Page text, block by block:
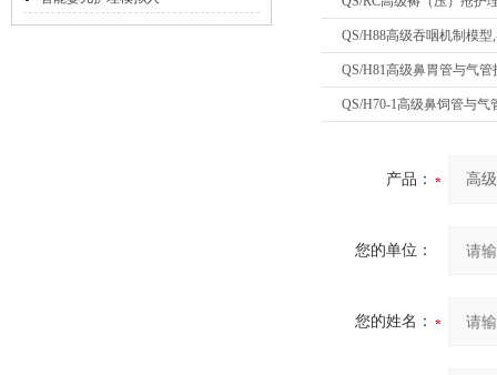
QS/H88高级吞咽机制模
QS/H81高级鼻胃管与气管
QS/H70-1高级鼻饲管与气
产品：
您的单位：
您的姓名：